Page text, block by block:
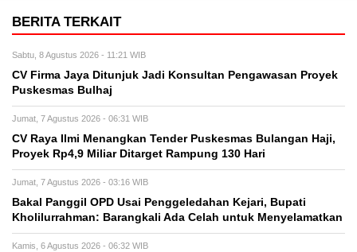
BERITA TERKAIT
Sabtu, 8 Agustus 2026 - 11:21 WIB
CV Firma Jaya Ditunjuk Jadi Konsultan Pengawasan Proyek
Puskesmas Bulhaj
Jumat, 7 Agustus 2026 - 06:31 WIB
CV Raya Ilmi Menangkan Tender Puskesmas Bulangan Haji,
Proyek Rp4,9 Miliar Ditarget Rampung 130 Hari
Jumat, 7 Agustus 2026 - 03:16 WIB
Bakal Panggil OPD Usai Penggeledahan Kejari, Bupati
Kholilurrahman: Barangkali Ada Celah untuk Menyelamatkan
Kamis, 6 Agustus 2026 - 06:32 WIB